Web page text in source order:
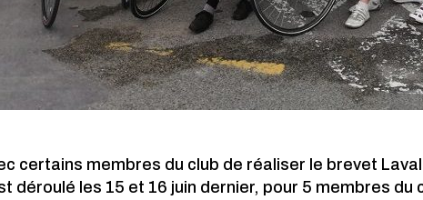
certains membres du club de réaliser le brevet
déroulé les 15 et 16 juin dernier, pour 5 membres